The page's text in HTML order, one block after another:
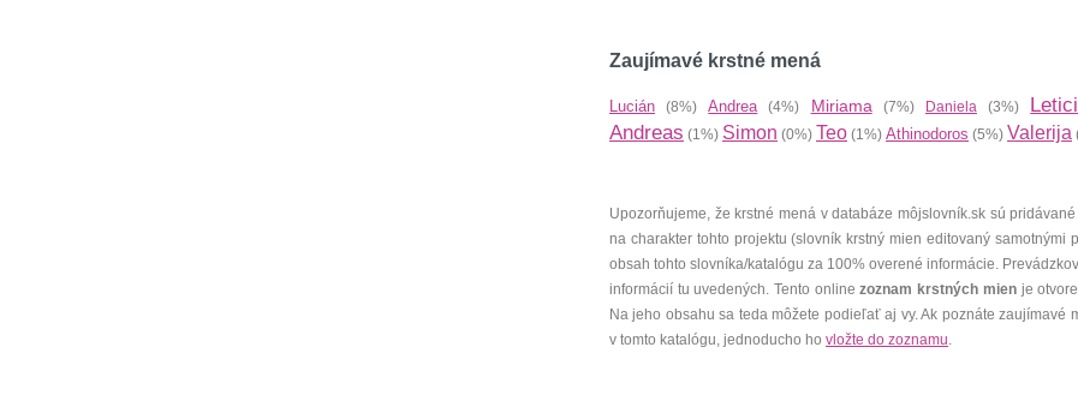
Zaujímavé krstné mená
Lucián (8%)Andrea(4%) Miriama(7%) Daniela(3%)
Andreas (1%) Simon (0%) Teo (1%) Athinodoros (5%) Valerija
Upozorňujeme, že krstné mená v databáze môjslovník.sk sú
na charakter tohto projektu (slovník krstný mien editovaný
obsah tohto slovníka/katalógu za 100% overené informácie.
informácií tu uvedených. Tento onlinezoznam krstných mienje
Na jeho obsahu sa teda môžete podieľať aj vy. Ak poznáte zaujímavé
v tomto katalógu, jednoducho ho vložte do zoznamu.